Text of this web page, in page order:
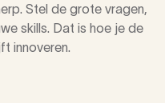
Stel de grote vragen,
skills. Dat is hoe je de
innoveren.